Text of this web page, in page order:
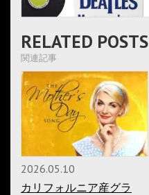
RELATED POSTS
関連記事
2026.05.10
カリフォルニア産グラ